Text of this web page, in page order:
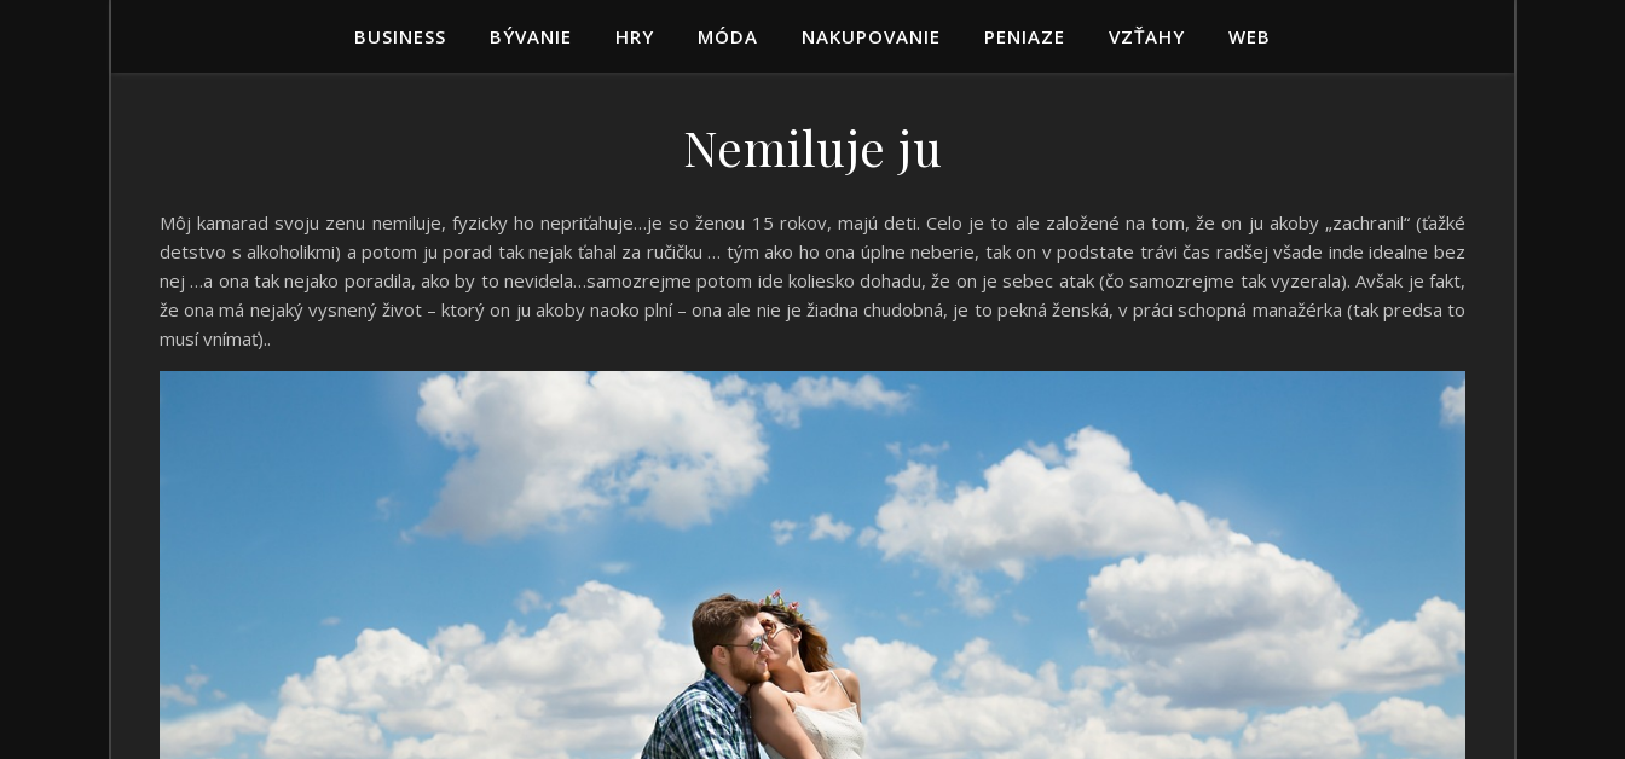
BUSINESS BÝVANIE HRY MÓDA NAKUPOVANIE PENIAZE VZŤAHY WEB
Nemiluje ju
Môj kamarad svoju zenu nemiluje, fyzicky ho nepriťahuje…je so ženou 15 rokov, majú deti. Celo je to ale založené na tom, že on ju akoby „zachranil“ (ťažké
detstvo s alkoholikmi) a potom ju porad tak nejak ťahal za ručičku … tým ako ho ona úplne neberie, tak on v podstate trávi čas radšej všade inde idealne bez
nej …a ona tak nejako poradila, ako by to nevidela…samozrejme potom ide koliesko dohadu, že on je sebec atak (čo samozrejme tak vyzerala). Avšak je fakt,
že ona má nejaký vysnený život – ktorý on ju akoby naoko plní – ona ale nie je žiadna chudobná, je to pekná ženská, v práci schopná manažérka (tak predsa to
musí vnímať)..